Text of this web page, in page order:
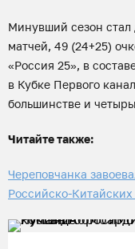
Минувший сезон стал
матчей, 49 (24+25)
«Россия 25», в
в Кубке Первого
большинстве и
Читайте также:
Череповчанка
Российско-